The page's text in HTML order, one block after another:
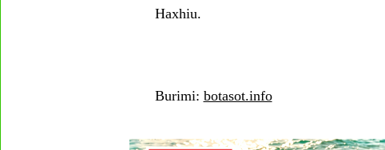
Haxhiu.
Burimi: botasot.info